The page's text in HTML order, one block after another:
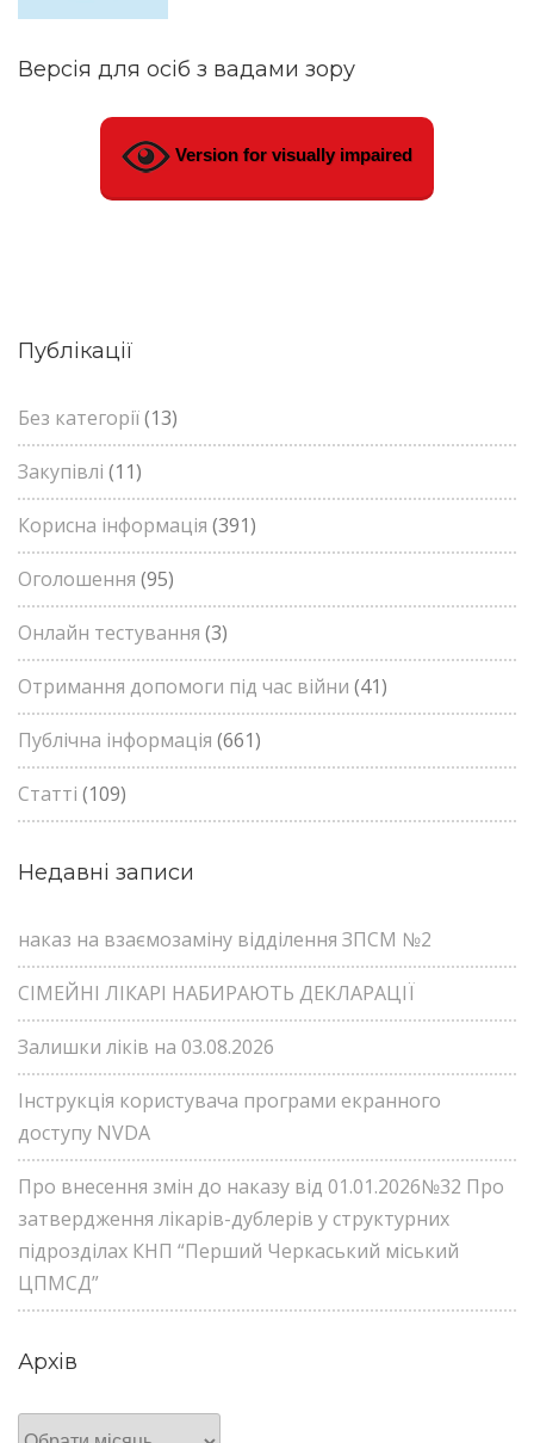
Версія для осіб з вадами зору
Version for visually impaired
Публікації
Без категорії(13)
Закупівлі (11)
Корисна інформація (391)
Оголошення (95)
Онлайн тестування (3)
Отримання допомоги під час війни (41)
Публічна інформація (661)
Статті (109)
Недавні записи
наказ на взаємозаміну відділення ЗПСМ №2
СІМЕЙНІ ЛІКАРІ НАБИРАЮТЬ ДЕКЛАРАЦІЇ
Залишки ліків на 03.08.2026
Інструкція користувача програми екранного
доступу NVDA
Про внесення змін до наказу від 01.01.2026№32 Про
затвердження лікарів-дублерів у структурних
підрозділах КНП “Перший Черкаський міський
ЦПМСД”
Архів
Архів